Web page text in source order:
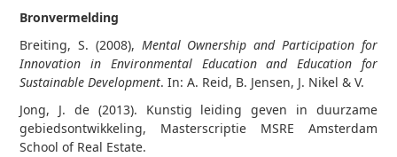
Bronvermelding
Breiting, S. (2008), Mental Ownership and Participation for
Innovation in Environmental Education and Education for
Sustainable Development. In: A. Reid, B. Jensen, J. Nikel & V.
Jong, J. de (2013). Kunstig leiding geven in duurzame
gebiedsontwikkeling, Masterscriptie MSRE Amsterdam
School of Real Estate.